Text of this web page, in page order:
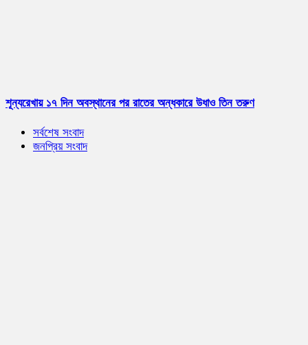
শূন্যরেখায় ১৭ দিন অবস্থানের পর রাতের অন্ধকারে উধাও তিন তরুণ
সর্বশেষ সংবাদ
জনপ্রিয় সংবাদ